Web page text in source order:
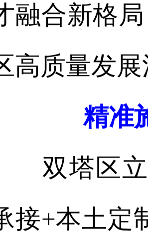
融合新格
高质量发
精准
双塔区立
接+本土定